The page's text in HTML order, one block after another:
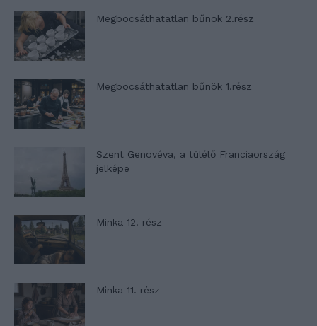
Megbocsáthatatlan bűnök 2.rész
Megbocsáthatatlan bűnök 1.rész
Szent Genovéva, a túlélő Franciaország
jelképe
Minka 12. rész
Minka 11. rész